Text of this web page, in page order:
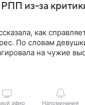
из-за
как
По словам
на чужие
эфир Напоминания